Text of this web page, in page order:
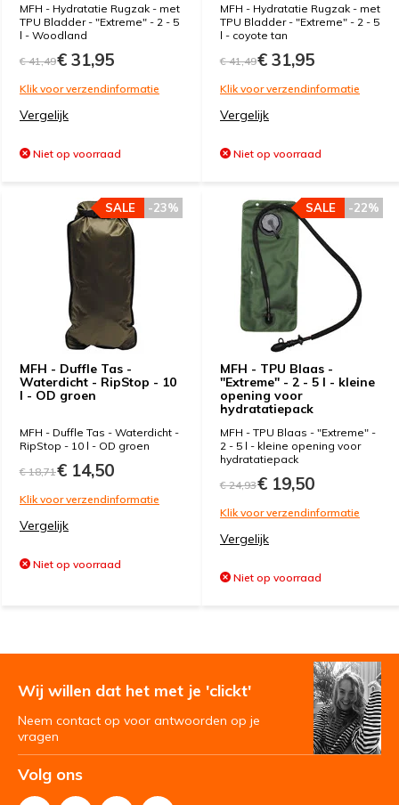
MFH - Hydratatie Rugzak - met
TPU Bladder - "Extreme" - 2 - 5
l - Woodland
€ 41,49€ 31,95
Klik voor verzendinformatie
Vergelijk
Niet op voorraad
MFH - Hydratatie Rugzak - met
TPU Bladder - "Extreme" - 2 - 5
l - coyote tan
€ 41,49€ 31,95
Klik voor verzendinformatie
Vergelijk
Niet op voorraad
MFH - Duffle Tas -
Waterdicht - RipStop - 10
l - OD groen
-23%
SALE
MFH - Duffle Tas - Waterdicht -
RipStop - 10 l - OD groen
€ 18,71€ 14,50
Klik voor verzendinformatie
Vergelijk
Niet op voorraad
MFH - TPU Blaas -
"Extreme" - 2 - 5 l - kleine
opening voor
hydratatiepack
-22%
SALE
MFH - TPU Blaas - "Extreme" -
2 - 5 l - kleine opening voor
hydratatiepack
€ 24,93€ 19,50
Klik voor verzendinformatie
Vergelijk
Niet op voorraad
Wij willen dat het met je 'clickt'
Neem contact op voor antwoorden op je
vragen
Volg ons